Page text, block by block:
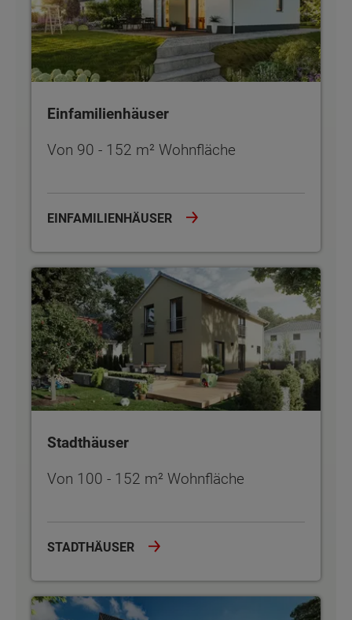
Einfamilienhäuser
Von 90 - 152 m² Wohnfläche
EINFAMILIENHÄUSER
Stadthäuser
Stadthäuser
Von 100 - 152 m² Wohnfläche
STADTHÄUSER
Zweifamilienhäuser